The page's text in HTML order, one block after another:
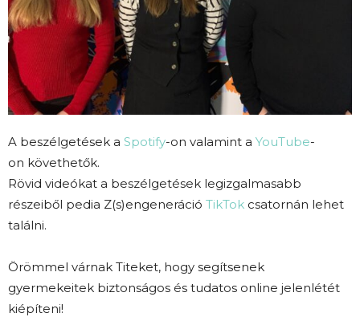
A beszélgetések a Spotify-on valamint a YouTube-
on követhetők.
Rövid videókat a beszélgetések legizgalmasabb
részeiből pedia Z(s)engeneráció TikTok csatornán lehet
találni.
Örömmel várnak Titeket, hogy segítsenek
gyermekeitek biztonságos és tudatos online jelenlétét
kiépíteni!